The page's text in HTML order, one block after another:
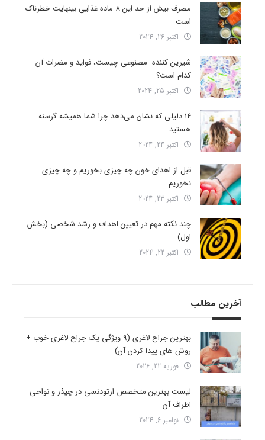
مصرف بیش از حد این 8 ماده غذایی بینهایت خطرناک
است
اکتبر 26, 2024
شیرین کننده مصنوعی چیست، فواید و مضرات آن
کدام است؟
اکتبر 25, 2024
14 دلیلی که نشان می‌دهد چرا شما همیشه گرسنه
هستید
اکتبر 24, 2024
قبل از اهدای خون چه چیزی بخوریم و چه چیزی
نخوریم
اکتبر 23, 2024
چند نکته مهم در تعیین اهداف و رشد شخصی (بخش
اول)
اکتبر 22, 2024
آخرین مطالب
بهترین جراح لاغری (9 ویژگی یک جراح لاغری خوب +
روش های پیدا کردن آن)
فوریه 22, 2026
لیست بهترین متخصص ارتودنسی در چیذر و نواحی
اطراف آن
نوامبر 6, 2024